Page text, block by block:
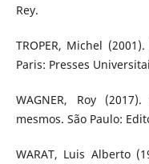
Rey.
TROPER, Michel
Paris: Presses
WAGNER, Roy
mesmos. São Paulo:
WARAT, Luis Alberto